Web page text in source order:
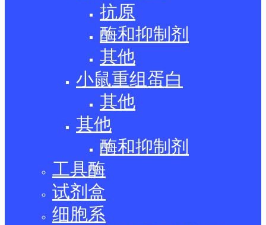
抗原
酶和抑制剂
其他
小鼠重组蛋白
其他
其他
酶和抑制剂
工具酶
试剂盒
细胞系